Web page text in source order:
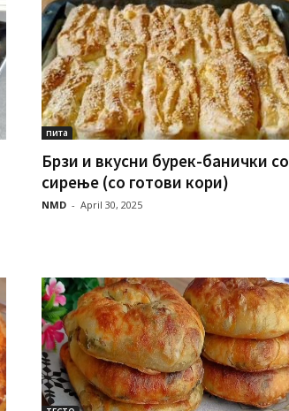
пита
Брзи и вкусни бурек-банички со
сирење (со готови кори)
NMD - April 30, 2025